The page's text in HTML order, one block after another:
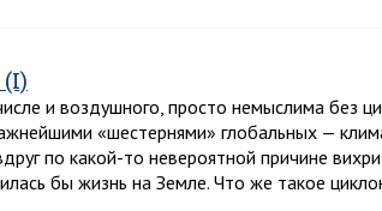
и воздушного, просто немыслима без
«шестернями» глобальных —
по какой-то невероятной причине
бы жизнь на Земле. Что же такое